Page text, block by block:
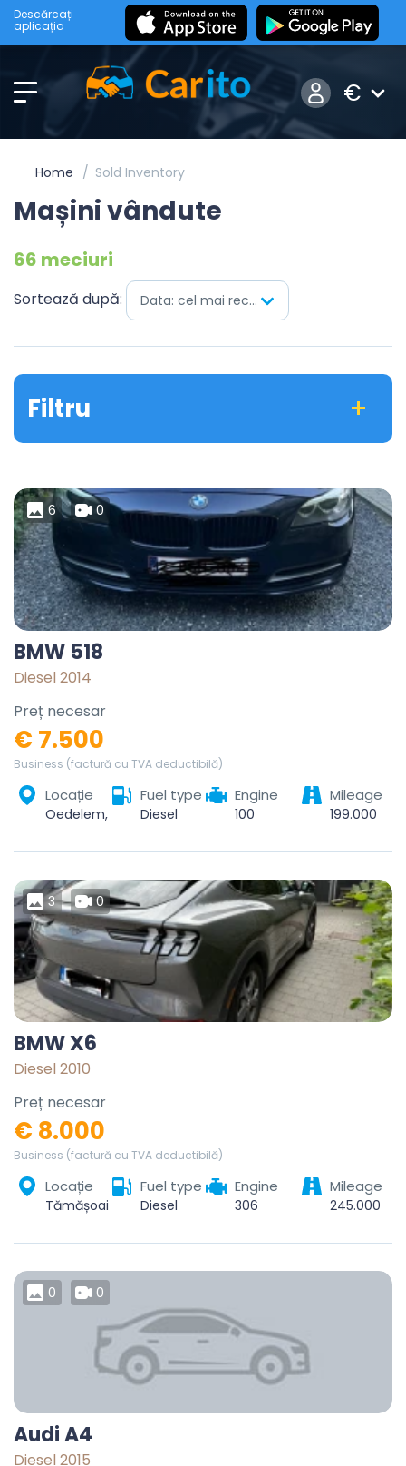
Descărcați
aplicația
€
Home Sold Inventory
Mașini vândute
66 meciuri
Sortează după: Data: cel mai recent mai întâi
Filtru
6 0
BMW 518
Diesel 2014
Preț necesar
€ 7.500
Business (factură cu TVA deductibilă)
Locație Fuel type
Diesel
Engine
100
Mileage
199.000
3 0
BMW X6
Diesel 2010
Preț necesar
€ 8.000
Business (factură cu TVA deductibilă)
Locație Fuel type
Diesel
Engine
306
Mileage
245.000
0 0
Audi A4
Diesel 2015